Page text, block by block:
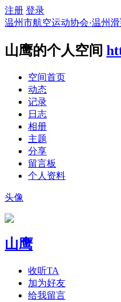
注册 登录
温州市航空运动协会·温州
山鹰的个人空间
空间首页
动态
记录
日志
相册
主题
分享
留言板
个人资料
头像
山鹰
收听TA
加为好友
给我留言